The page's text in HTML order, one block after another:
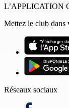
L’APPLICATION
Mettez le club dans
Réseaux sociaux